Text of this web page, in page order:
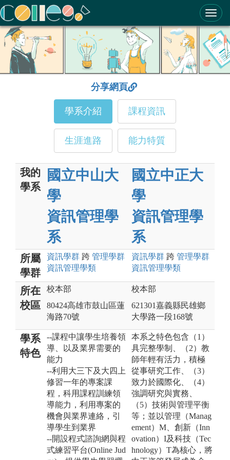
ColleGo! 大學選才與高中育才輔助系統
分享網頁
學系介紹 課程資訊
生涯進路 能力特質
我的
學系
國立中山大
學
資訊管理學
系
國立中正大
學
資訊管理學
系
所屬
學群
資訊學群 跨 管理學群
資訊管理學類
資訊學群 跨 管理學群
資訊管理學類
所在
校區
校本部
80424高雄市鼓山區蓮
海路70號
校本部
621301嘉義縣民雄鄉
大學路一段168號
學系
特色
--課程中讓學生培養領
導、以及業界需要的
能力
--利用大三下及大四上
修習一年的專案課
程，科用課程訓練領
導能力，利用專案的
機會與業界連絡，引
導學生到業界
--開設程式諮詢網與程
式練習平台(Online Jud
本系之特色包含（1）
具完整學制、（2）教
師年輕有活力，積極
從事研究工作、（3）
致力於國際化、（4）
強調研究與實務、
（5）技術與管理平衡
等；並以管理（Manag
ement）M、創新（Inn
ovation）I及科技（Tec
hnology）T為核心，將